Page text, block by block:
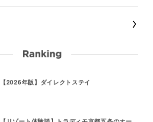
【2026年版】ダイレクトステイ